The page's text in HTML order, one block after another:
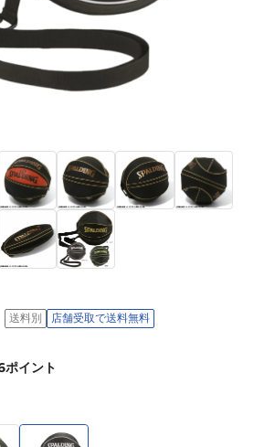
送料別 店舗受取で送料無料
ポイント